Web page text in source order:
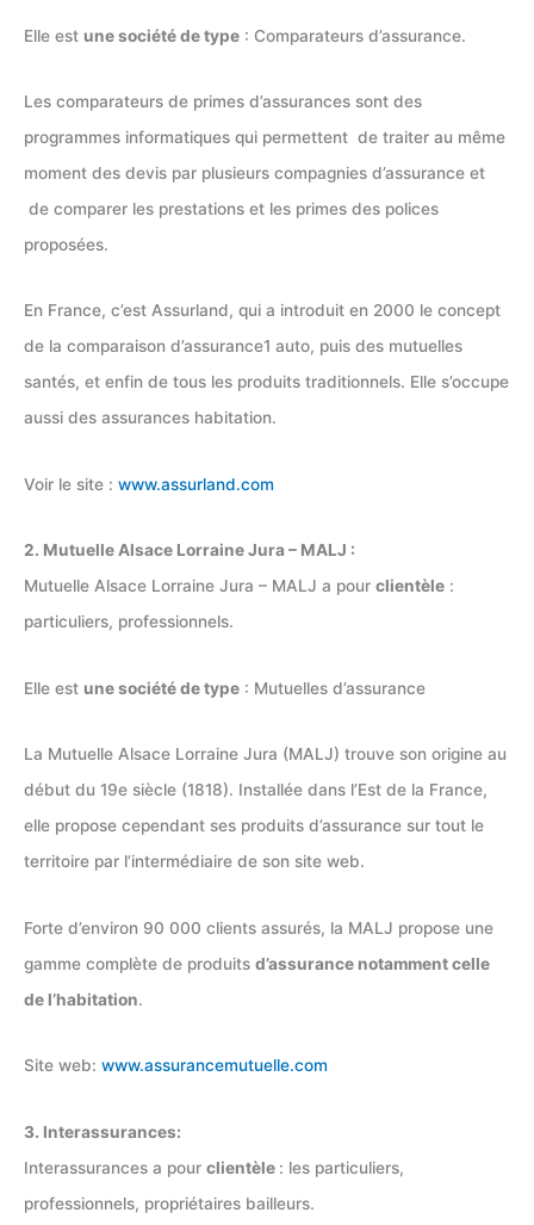
Elle est une société de type : Comparateurs d’assurance.
Les comparateurs de primes d’assurances sont des
programmes informatiques qui permettent de traiter au même
moment des devis par plusieurs compagnies d’assurance et
de comparer les prestations et les primes des polices
proposées.
En France, c’est Assurland, qui a introduit en 2000 le concept
de la comparaison d’assurance1 auto, puis des mutuelles
santés, et enfin de tous les produits traditionnels. Elle s’occupe
aussi des assurances habitation.
Voir le site : www.assurland.com
2. Mutuelle Alsace Lorraine Jura – MALJ :
Mutuelle Alsace Lorraine Jura – MALJ a pour clientèle :
particuliers, professionnels.
Elle est une société de type : Mutuelles d’assurance
La Mutuelle Alsace Lorraine Jura (MALJ) trouve son origine au
début du 19e siècle (1818). Installée dans l’Est de la France,
elle propose cependant ses produits d’assurance sur tout le
territoire par l’intermédiaire de son site web.
Forte d’environ 90 000 clients assurés, la MALJ propose une
gamme complète de produits d’assurance notamment celle
de l’habitation.
Site web: www.assurancemutuelle.com
3. Interassurances:
Interassurances a pour clientèle : les particuliers,
professionnels, propriétaires bailleurs.